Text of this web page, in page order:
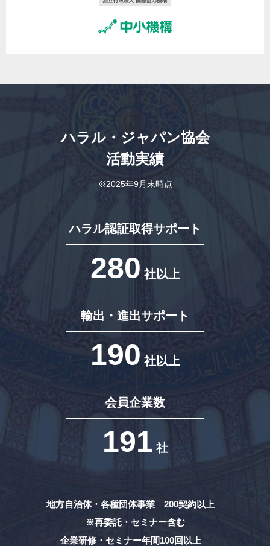
ハラル・ジャパン協会
活動実績
※2025年9月末時点
ハラル認証取得サポート
280 社以上
輸出・進出サポート
190 社以上
会員企業数
191 社
地方自治体・各種団体事業 200契約以上
※再委託・セミナー含む
企業研修・セミナー年間100回以上